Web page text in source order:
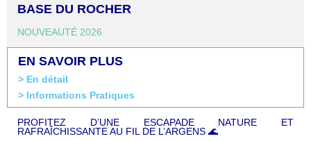
BASE DU ROCHER
NOUVEAUTÉ 2026
EN SAVOIR PLUS
> En détail
> Informations Pratiques
PROFITEZ D’UNE ESCAPADE NATURE ET
RAFRAÎCHISSANTE AU FIL DE L’ARGENS 🌊